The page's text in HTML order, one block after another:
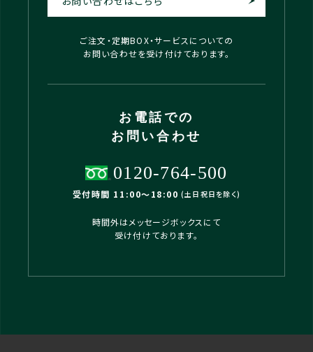
ご注文・定期BOX・サービスについての
お問い合わせを受け付けております。
お電話での
お問い合わせ
0120-764-500
受付時間 11:00〜18:00 (土日祝日を除く)
時間外はメッセージボックスにて
受け付けております。